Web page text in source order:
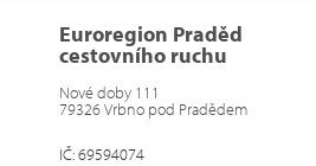
Euroregion Praděd
cestovního ruchu
Nové doby 111
79326 Vrbno pod Pradědem
IČ: 69594074